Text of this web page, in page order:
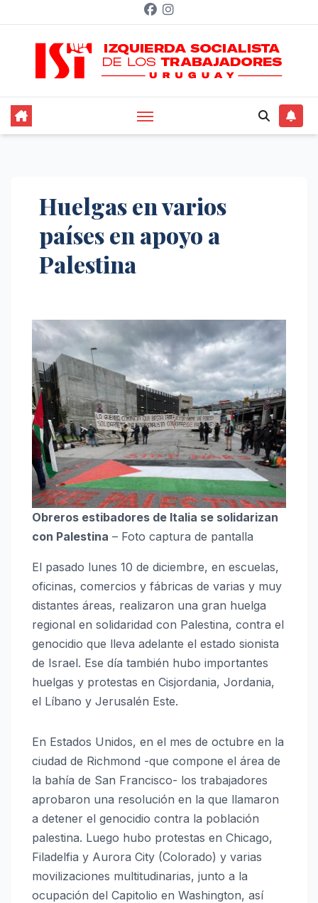
contenido
Huelgas en varios
países en apoyo a
Palestina
Obreros estibadores de Italia se solidarizan
con Palestina – Foto captura de pantalla
El pasado lunes 10 de diciembre, en escuelas,
oficinas, comercios y fábricas de varias y muy
distantes áreas, realizaron una gran huelga
regional en solidaridad con Palestina, contra el
genocidio que lleva adelante el estado sionista
de Israel. Ese día también hubo importantes
huelgas y protestas en Cisjordania, Jordania,
el Líbano y Jerusalén Este.
En Estados Unidos, en el mes de octubre en la
ciudad de Richmond -que compone el área de
la bahía de San Francisco- los trabajadores
aprobaron una resolución en la que llamaron
a detener el genocidio contra la población
palestina. Luego hubo protestas en Chicago,
Filadelfia y Aurora City (Colorado) y varias
movilizaciones multitudinarias, junto a la
ocupación del Capitolio en Washington, así